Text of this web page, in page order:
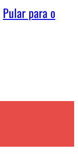
Pular para o